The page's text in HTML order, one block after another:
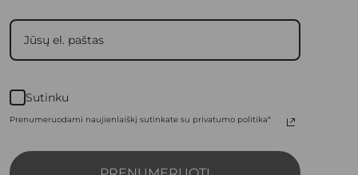
Sutinku
Prenumeruodami naujienlaiškį sutinkate su privatumo politika*